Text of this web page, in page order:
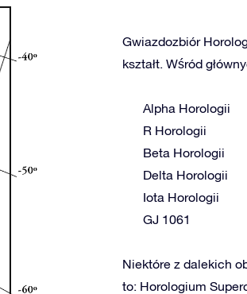
Gwiazdozbiór
kształt. Wśród
Alpha Horologii
R Horologii
Beta Horologii
Delta Horologii
Iota Horologii
GJ 1061
Niektóre z dalekich
to: Horologium